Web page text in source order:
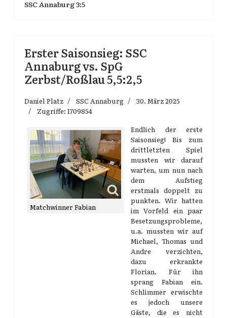
SSC Annaburg 3:5
Erster Saisonsieg: SSC
Annaburg vs. SpG
Zerbst/Roßlau 5,5:2,5
Daniel Platz SSC Annaburg
30. März 2025
Zugriffe: 1709854
Matchwinner Fabian
Endlich der erste
Saisonsieg! Bis zum
drittletzten Spiel
mussten wir darauf
warten, um nun nach
dem Aufstieg
erstmals doppelt zu
punkten. Wir hatten
im Vorfeld ein paar
Besetzungsprobleme,
u.a. mussten wir auf
Michael, Thomas und
Andre verzichten,
dazu erkrankte
Florian. Für ihn
sprang Fabian ein.
Schlimmer erwischte
es jedoch unsere
Gäste, die es nicht